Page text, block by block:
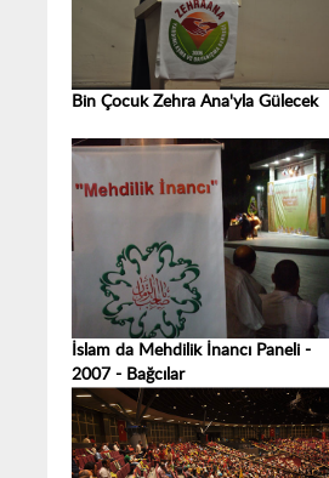
Bin Çocuk Zehra Ana'yla Gülecek
İslam da Mehdilik İnancı Paneli -
2007 - Bağcılar